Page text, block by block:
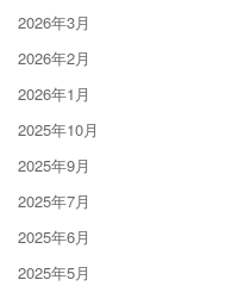
2026年3月
2026年2月
2026年1月
2025年10月
2025年9月
2025年7月
2025年6月
2025年5月